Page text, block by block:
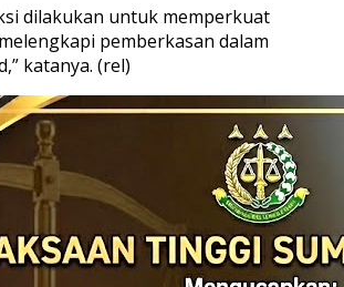
dilakukan untuk memperkuat
pemberkasan dalam
katanya. (rel)